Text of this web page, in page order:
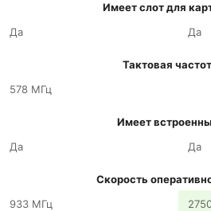
Имеет слот для
Да
Да
Тактовая
578 МГц
Имеет
Да
Да
Скорость
933 МГц